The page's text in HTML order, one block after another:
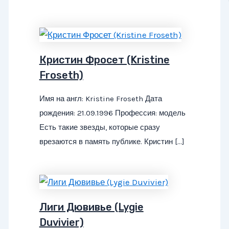
Кристин Фросет (Kristine
Froseth)
Имя на англ: Kristine Froseth Дата
рождения: 21.09.1996 Профессия: модель
Есть такие звезды, которые сразу
врезаются в память публике. Кристин […]
Лиги Дювивье (Lygie
Duvivier)